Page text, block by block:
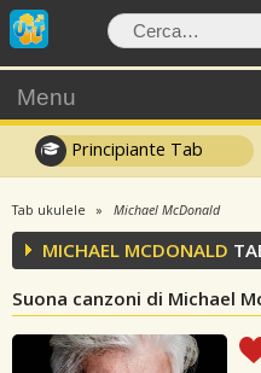
Menu
Principiante Tab
Tab ukulele Michael McDonald
MICHAEL MCDONALD
Suona canzoni di Michael